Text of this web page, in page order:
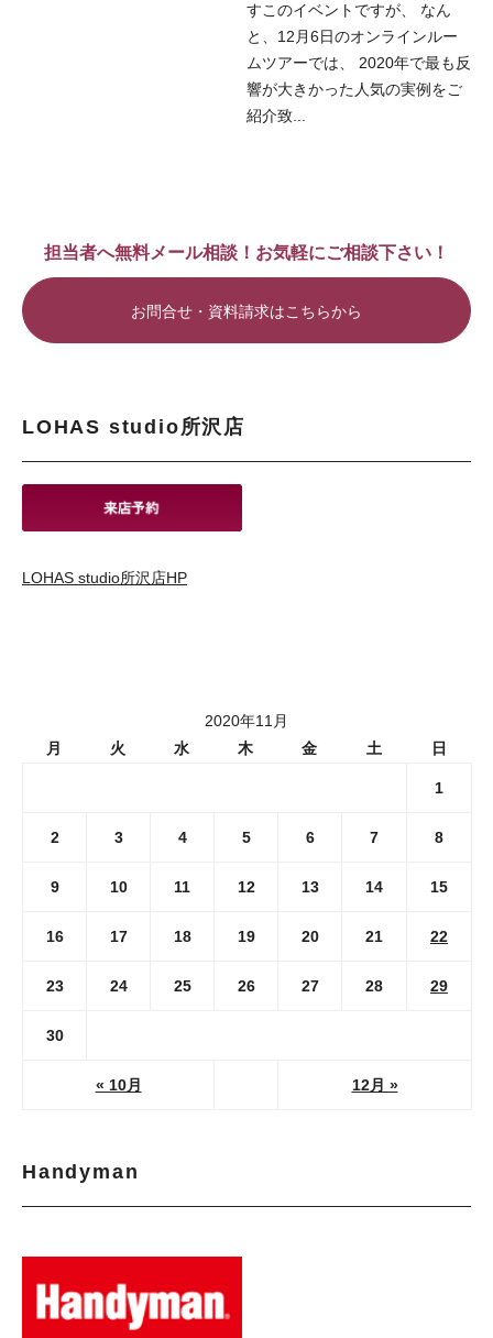
すこのイベントですが、 なん
と、12月6日のオンラインルー
ムツアーでは、 2020年で最も反
響が大きかった人気の実例をご
紹介致...
担当者へ無料メール相談！お気軽にご相談下さい！
お問合せ・資料請求はこちらから
LOHAS studio所沢店
LOHAS studio所沢店HP
2020年11月
月
火 水 木 金 土 日
« 10月 12月 »
1
2 3 4 5 6 7 8
9 10 11 12 13 14 15
16 17 18 19 20 21 22
23 24 25 26 27 28 29
30
Handyman